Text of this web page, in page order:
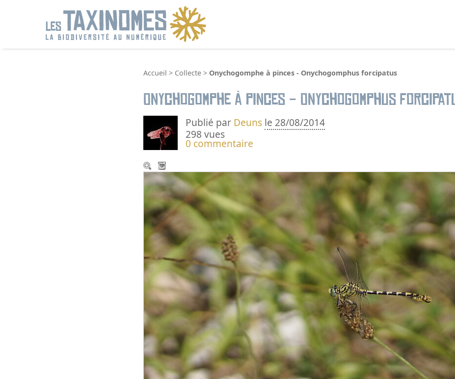
Accueil > Collecte > Onychogomphe à pinces - Onychogomphus forcipatus
Onychogomphe à pinces - Onychogomphus
Publié par Deuns le 28/08/2014
298 vues
0 commentaire